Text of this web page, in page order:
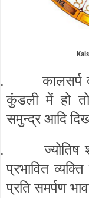
K
कालसर्प
कुंडली में हो
समुन्द्र आदि
प्रभावित
प्रति समर्पण